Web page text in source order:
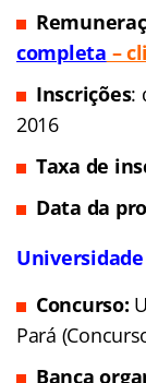
completa –
Inscrições:
2016
Taxa de
Data da
Universidade
Concurso:
Pará
Banca